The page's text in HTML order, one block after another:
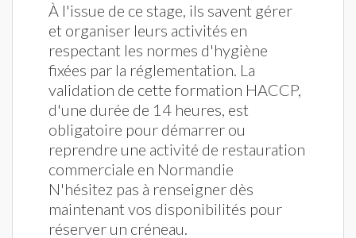
À l'issue de ce stage, ils savent gérer
et organiser leurs activités en
respectant les normes d'hygiène
fixées par la réglementation. La
validation de cette formation HACCP,
d'une durée de 14 heures, est
obligatoire pour démarrer ou
reprendre une activité de restauration
commerciale en Normandie
N'hésitez pas à renseigner dès
maintenant vos disponibilités pour
réserver un créneau.